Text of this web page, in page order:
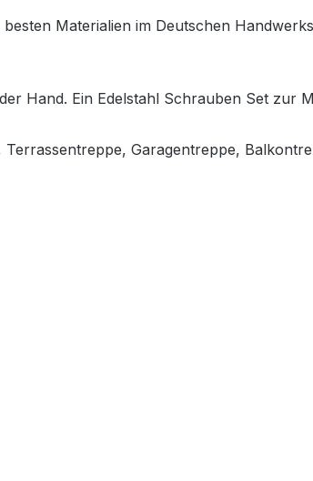
Materialien im Deutschen
Hand. Ein Edelstahl Schrauben Set zur
Garagentreppe,